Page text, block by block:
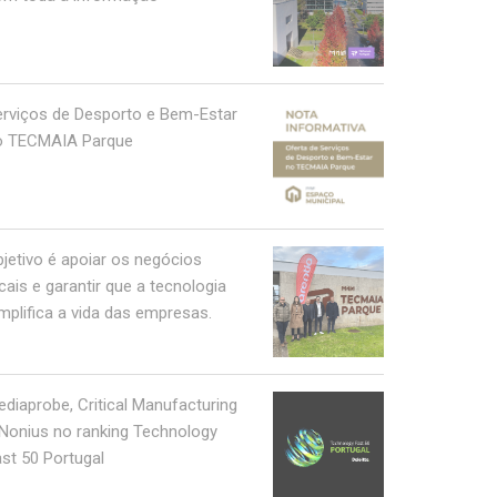
de Desporto e Bem-Estar
TECMAIA Parque
é apoiar os negócios
e garantir que a tecnologia
a vida das empresas.
Critical Manufacturing
no ranking Technology
50 Portugal